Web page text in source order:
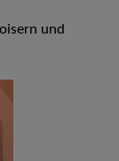
und